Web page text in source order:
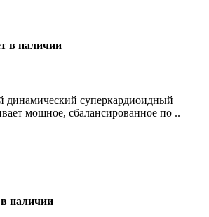
в наличии
динамический суперкардиоидный
мощное, сбалансированное по ..
наличии